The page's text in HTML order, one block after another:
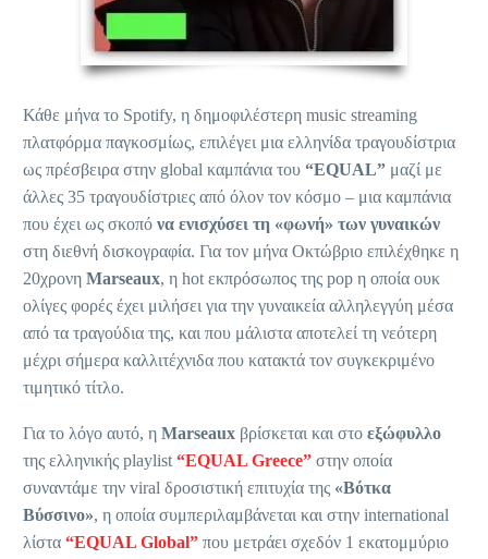
Κάθε μήνα το Spotify, η δημοφιλέστερη music streaming
πλατφόρμα παγκοσμίως, επιλέγει μια ελληνίδα τραγουδίστρια
ως πρέσβειρα στην global καμπάνια του “EQUAL” μαζί με
άλλες 35 τραγουδίστριες από όλον τον κόσμο – μια καμπάνια
που έχει ως σκοπό να ενισχύσει τη «φωνή» των γυναικών
στη διεθνή δισκογραφία. Για τον μήνα Οκτώβριο επιλέχθηκε η
20χρονη Marseaux, η hot εκπρόσωπος της pop η οποία ουκ
ολίγες φορές έχει μιλήσει για την γυναικεία αλληλεγγύη μέσα
από τα τραγούδια της, και που μάλιστα αποτελεί τη νεότερη
μέχρι σήμερα καλλιτέχνιδα που κατακτά τον συγκεκριμένο
τιμητικό τίτλο.
Για το λόγο αυτό, η Marseaux βρίσκεται και στο εξώφυλλο
της ελληνικής playlist “EQUAL Greece” στην οποία
συναντάμε την viral δροσιστική επιτυχία της «Βότκα
Βύσσινο», η οποία συμπεριλαμβάνεται και στην international
λίστα “EQUAL Global” που μετράει σχεδόν 1 εκατομμύριο